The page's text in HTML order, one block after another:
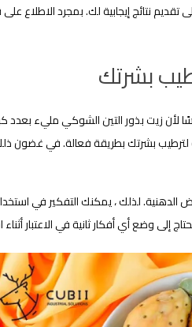
نتائج إيجابية لك. بمجرد الاطلاع
بشرتك
لأن زيت بذور التين الشوكي مليء
بشرتك بطريقة فعالة. في غضون
الدهنية. لذلك ، يمكنك التفكير في
إلى وضع أي أفكار ثانية في الاعتبار